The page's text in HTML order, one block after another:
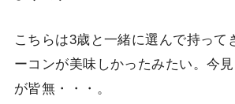
こちらは3歳と一緒に選んで持って
ーコンが美味しかったみたい。今
が皆無・・・。